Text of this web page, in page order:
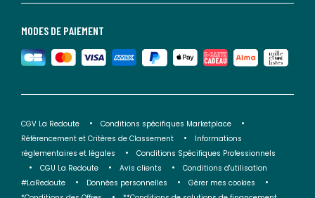
MODES DE PAIEMENT
CGV La Redoute
Conditions spécifiques Marketplace
Référencement et Critères de Classement
Informations
réglementaires et légales
Conditions Spécifiques Professionnels
CGU La Redoute
Avis clients
Conditions d'utilisation
#LaRedoute
Données personnelles
Gérer mes cookies